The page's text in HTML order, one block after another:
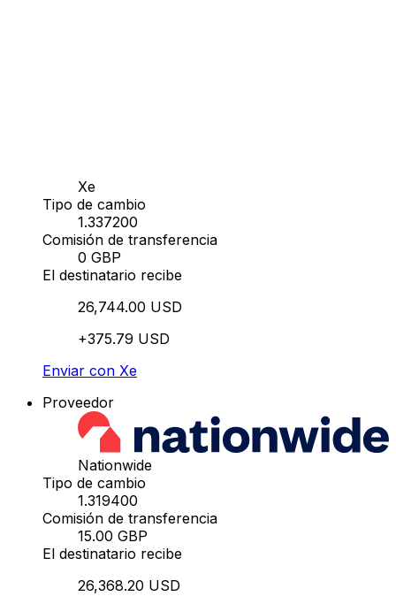
Xe
Tipo de cambio
1.337200
Comisión de transferencia
0 GBP
El destinatario recibe
26,744.00 USD
+375.79 USD
Enviar con Xe
Proveedor
Nationwide
Tipo de cambio
1.319400
Comisión de transferencia
15.00 GBP
El destinatario recibe
26,368.20 USD